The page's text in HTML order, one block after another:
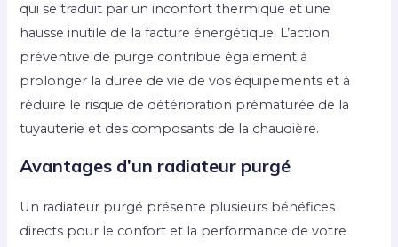
qui se traduit par un inconfort thermique et une
hausse inutile de la facture énergétique. L’action
préventive de purge contribue également à
prolonger la durée de vie de vos équipements et à
réduire le risque de détérioration prématurée de la
tuyauterie et des composants de la chaudière.
Avantages d’un radiateur purgé
Un radiateur purgé présente plusieurs bénéfices
directs pour le confort et la performance de votre